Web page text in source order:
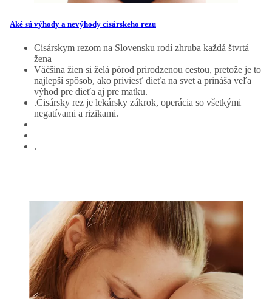
Aké sú výhody a nevýhody cisárskeho rezu
Cisárskym rezom na Slovensku rodí zhruba každá štvrtá
žena
Väčšina žien si želá pôrod prirodzenou cestou, pretože je to
najlepší spôsob, ako priviesť dieťa na svet a prináša veľa
výhod pre dieťa aj pre matku.
.Cisársky rez je lekársky zákrok, operácia so všetkými
negatívami a rizikami.
.